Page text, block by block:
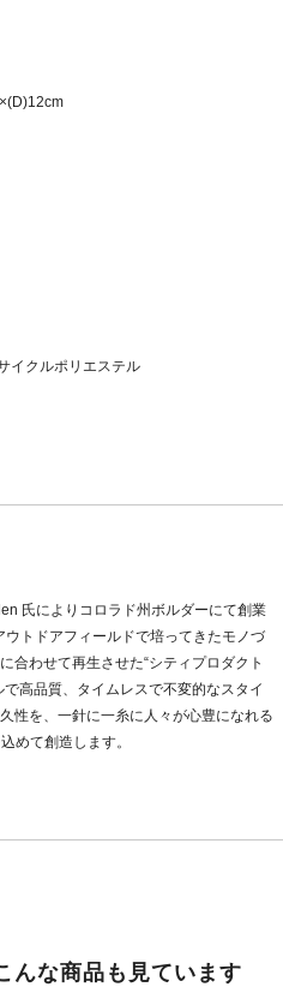
イクルポリエステル
氏によりコロラド州ボルダーにて創業
ウトドアフィールドで培ってきたモノづ
合わせて再生させた“シティプロダクト
で高品質、タイムレスで不変的なスタイ
性を、一針に一糸に人々が心豊になれる
めて創造します。
んな商品も見ています